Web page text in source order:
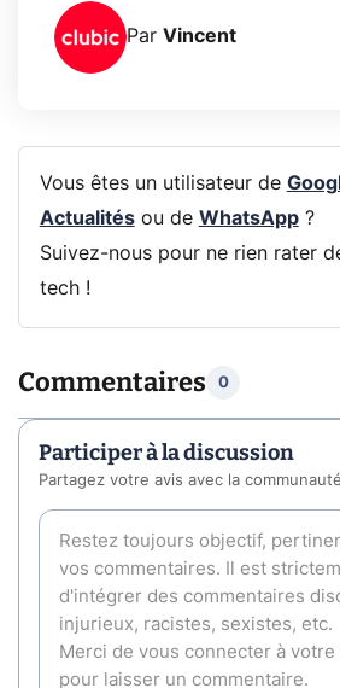
Par Vincent
Vous êtes un utilisateur de
Actualitésou de WhatsApp?
Suivez-nous pour ne rien rater
tech !
Commentaires 0
Participer à la discussion
Partagez votre avis avec la